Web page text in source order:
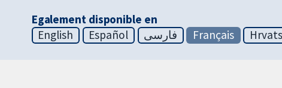
Egalement disponible en
English
Español فارسی Français